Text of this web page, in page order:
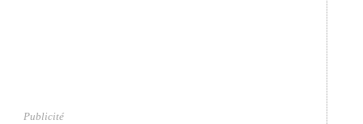
Publicité